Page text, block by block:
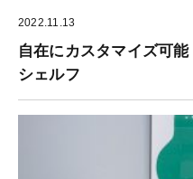
2022.11.13
自在にカスタマイズ可
シェルフ